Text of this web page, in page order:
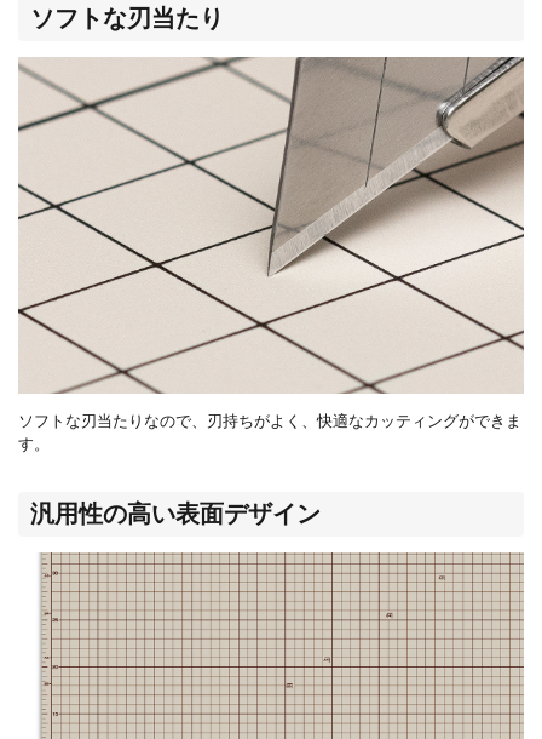
ソフトな刃当たり
ソフトな刃当たりなので、刃持ちがよく、快適なカッティングができま
す。
汎用性の高い表面デザイン